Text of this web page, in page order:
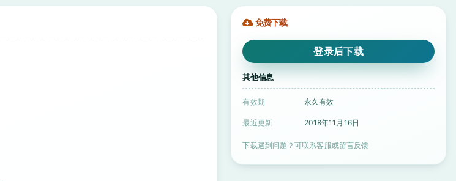
免费下载
登录后下载
其他信息
有效期 永久有效
最近更新 2018年11月16日
下载遇到问题？可联系客服或留言反馈